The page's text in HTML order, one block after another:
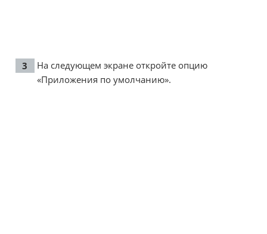
На следующем экране откройте опцию
«Приложения по умолчанию».